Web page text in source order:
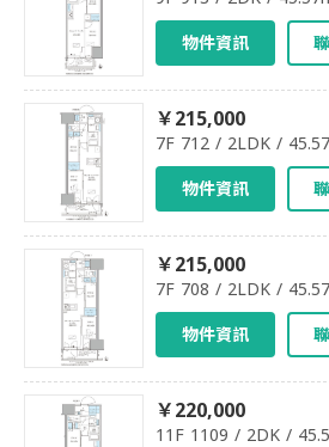
物件資訊
￥215,000
7F 712 / 2LDK /
物件資訊
￥215,000
7F 708 / 2LDK /
物件資訊
￥220,000
11F 1109 / 2DK /